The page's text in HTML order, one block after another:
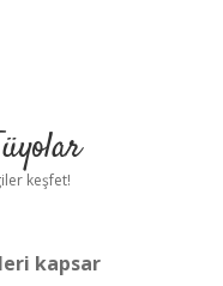
keşfet!
kapsar